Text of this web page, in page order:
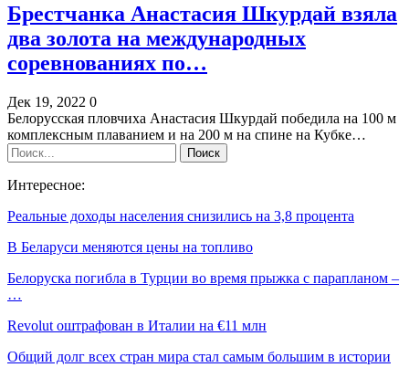
Брестчанка Анастасия Шкурдай взяла
два золота на международных
соревнованиях по…
Дек 19, 2022 0
Белорусская пловчиха Анастасия Шкурдай победила на 100 м
комплексным плаванием и на 200 м на спине на Кубке…
Интересное:
Реальные доходы населения снизились на 3,8 процента
В Беларуси меняются цены на топливо
Белоруска погибла в Турции во время прыжка с парапланом –
…
Revolut оштрафован в Италии на €11 млн
Общий долг всех стран мира стал самым большим в истории